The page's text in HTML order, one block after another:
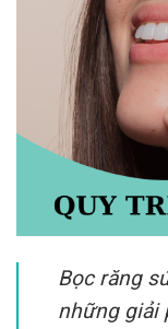
Bọc răng
những giải